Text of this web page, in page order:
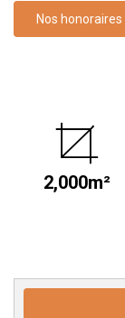
Nos honoraires
2,000m²